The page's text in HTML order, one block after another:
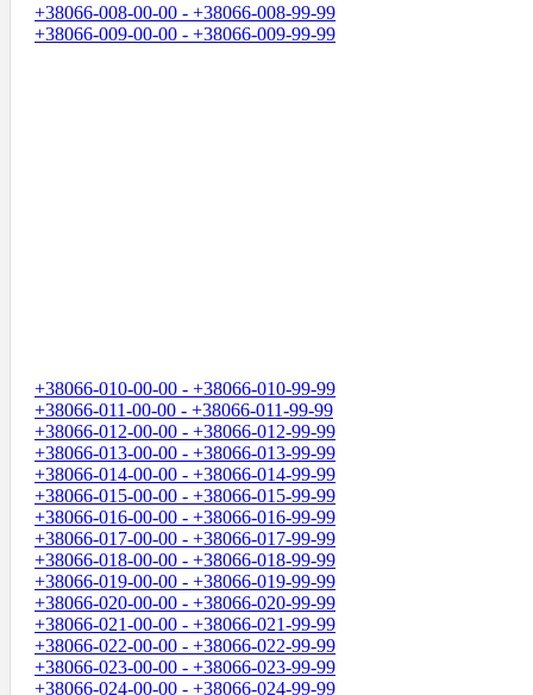
+38066-008-00-00 - +38066-008-99-99
+38066-009-00-00 - +38066-009-99-99
+38066-010-00-00 - +38066-010-99-99
+38066-011-00-00 - +38066-011-99-99
+38066-012-00-00 - +38066-012-99-99
+38066-013-00-00 - +38066-013-99-99
+38066-014-00-00 - +38066-014-99-99
+38066-015-00-00 - +38066-015-99-99
+38066-016-00-00 - +38066-016-99-99
+38066-017-00-00 - +38066-017-99-99
+38066-018-00-00 - +38066-018-99-99
+38066-019-00-00 - +38066-019-99-99
+38066-020-00-00 - +38066-020-99-99
+38066-021-00-00 - +38066-021-99-99
+38066-022-00-00 - +38066-022-99-99
+38066-023-00-00 - +38066-023-99-99
+38066-024-00-00 - +38066-024-99-99